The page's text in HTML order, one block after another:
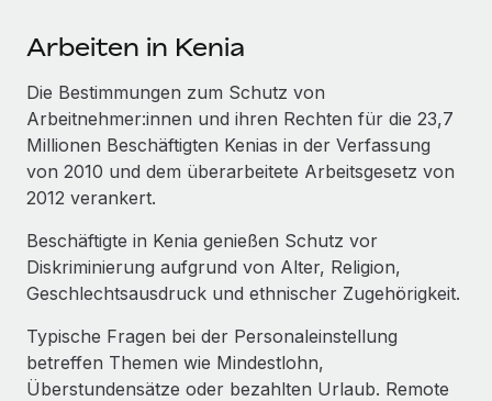
Tools
DIENSTLEISTUNGEN
Frag unsere Expert:innen
Hilfe von Expert:innen für globale HR & Compliance
Background-Checks
Einfacheres Bewerber:innen-Screening
Lückenlose Compliance
Geräteverwaltung
Entdecke die Möglichkeiten einer Partnerschaft
Remote Build
Demnächst verfügbar
Beratung zu Integrationen und KI-Automatisierung
FALLSTUDIEN
So hat der KI-Vorreiter Weaviate sein Team mit
Weaviate auf einen Blick Weaviate entwickelt KI-basierte
Open-Source-Infrastrukturen. Das...
Events
Newsroom
Informationen zu Gehältern und Qualifikationen
Insights Center
Alle Ressourcen anzeigen
BLOG
Globale Payroll
Arbeiten in Kenia
Die Bestimmungen zum Schutz von
Arbeitnehmer:innen und ihren Rechten für die 23,7
Millionen Beschäftigten Kenias in der Verfassung
von 2010 und dem überarbeitete Arbeitsgesetz von
2012 verankert.
Beschäftigte in Kenia genießen Schutz vor
Diskriminierung aufgrund von Alter, Religion,
Geschlechtsausdruck und ethnischer Zugehörigkeit.
Typische Fragen bei der Personaleinstellung
betreffen Themen wie Mindestlohn,
Überstundensätze oder bezahlten Urlaub. Remote